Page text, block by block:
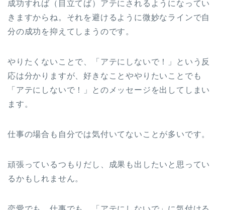
成功すれば（目立てば）アテにされるようになってい
きますからね。それを避けるように微妙なラインで自
分の成功を抑えてしまうのです。
やりたくないことで、「アテにしないで！」という反
応は分かりますが、好きなことややりたいことでも
「アテにしないで！」とのメッセージを出してしまい
ます。
仕事の場合も自分では気付いてないことが多いです。
頑張っているつもりだし、成果も出したいと思ってい
るかもしれません。